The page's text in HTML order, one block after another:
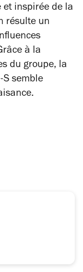
et inspirée de la
résulte un
à la
du groupe, la
semble